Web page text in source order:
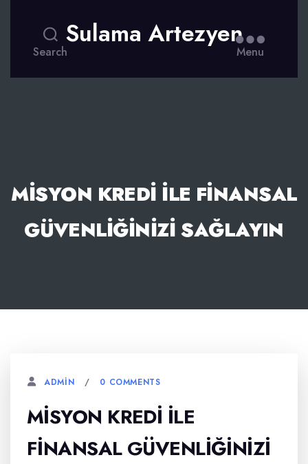
Search
Sulama Artezyen
Menu
MISYON KREDI ILE FINANSAL
GÜVENLIĞINIZI SAĞLAYIN
ADMIN 0 COMMENTS
MISYON KREDI ILE
FINANSAL GÜVENLIĞINIZI